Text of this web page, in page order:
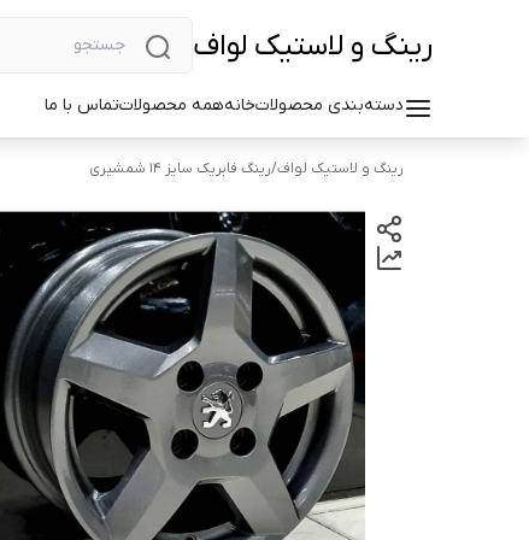
رینگ و لاستیک لواف
دسته‌بندی محصولاتخانههمه محصولاتتماس با ما
رینگ و لاستیک لواف/رینگ فابریک سایز ۱۴ شمشیری